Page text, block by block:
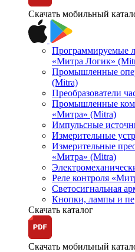
Скачать мобильный
Программируемые
«Митра Логик»
Промышленные
(Mitra)
Преобразователи
Промышленные
«Митра» (Mitra)
Импульсные
Измерительные
Измерительные
«Митра» (Mitra)
Реле контроля
Светосигнальная
Кнопки, лампы и
Скачать каталог
Скачать мобильный